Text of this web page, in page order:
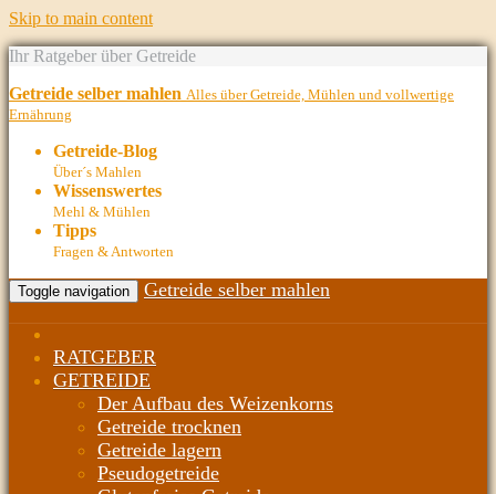
Skip to main content
Ihr Ratgeber über Getreide
Getreide selber mahlen Alles über Getreide, Mühlen und vollwertige
Ernährung
Getreide-Blog
Über´s Mahlen
Wissenswertes
Mehl & Mühlen
Tipps
Fragen & Antworten
Toggle navigation Getreide selber mahlen
RATGEBER
GETREIDE
Der Aufbau des Weizenkorns
Getreide trocknen
Getreide lagern
Pseudogetreide